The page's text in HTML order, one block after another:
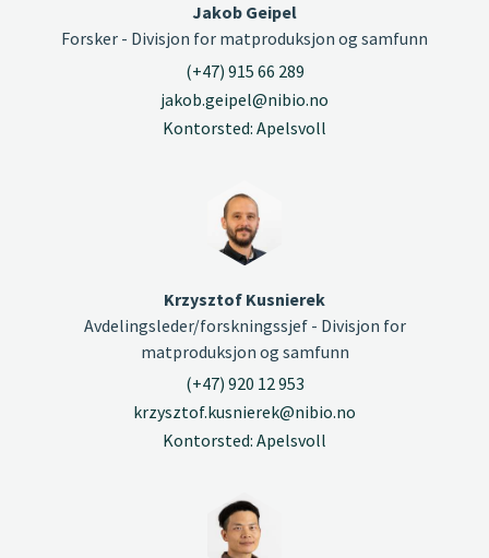
Jakob Geipel
Forsker - Divisjon for matproduksjon og samfunn
(+47) 915 66 289
jakob.geipel@nibio.no
Kontorsted: Apelsvoll
Krzysztof Kusnierek
Avdelingsleder/forskningssjef - Divisjon for
matproduksjon og samfunn
(+47) 920 12 953
krzysztof.kusnierek@nibio.no
Kontorsted: Apelsvoll